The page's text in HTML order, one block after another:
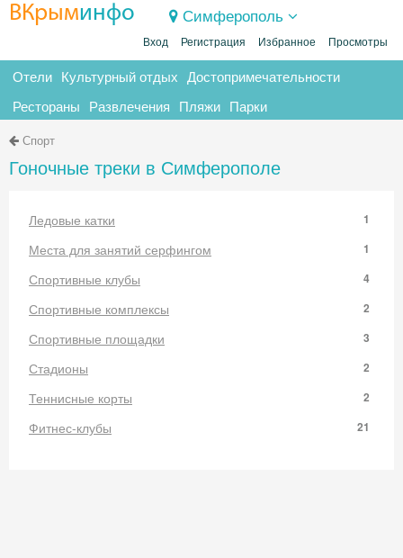
ВКрыминфо Симферополь
Вход Регистрация Избранное Просмотры
Отели Культурный отдых Достопримечательности
Рестораны Развлечения Пляжи Парки
Спорт
Гоночные треки в Симферополе
Ледовые катки 1
Места для занятий серфингом 1
Спортивные клубы 4
Спортивные комплексы 2
Спортивные площадки 3
Стадионы 2
Теннисные корты 2
Фитнес-клубы 21